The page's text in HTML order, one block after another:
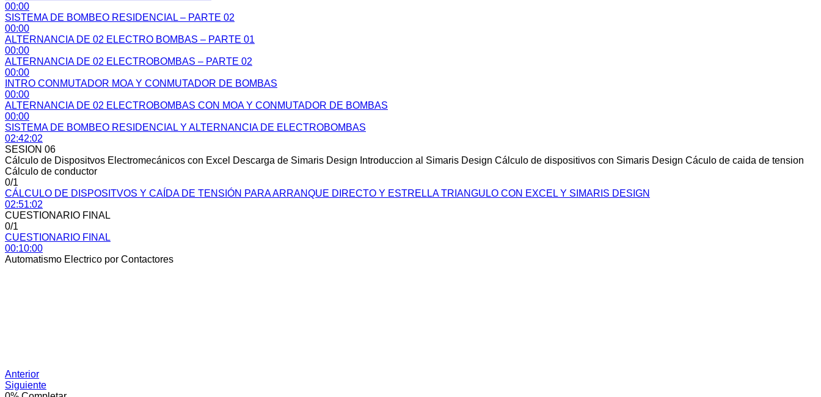
00:00
SISTEMA DE BOMBEO RESIDENCIAL – PARTE 02
00:00
ALTERNANCIA DE 02 ELECTRO BOMBAS – PARTE 01
00:00
ALTERNANCIA DE 02 ELECTROBOMBAS – PARTE 02
00:00
INTRO CONMUTADOR MOA Y CONMUTADOR DE BOMBAS
00:00
ALTERNANCIA DE 02 ELECTROBOMBAS CON MOA Y CONMUTADOR DE BOMBAS
00:00
SISTEMA DE BOMBEO RESIDENCIAL Y ALTERNANCIA DE ELECTROBOMBAS
02:42:02
SESION 06
Cálculo de Dispositvos Electromecánicos con Excel Descarga de Simaris Design Introduccion al Simaris Design Cálculo de dispositivos con Simaris Design Cáculo de caida de tension
Cálculo de conductor
0/1
CÁLCULO DE DISPOSITVOS Y CAÍDA DE TENSIÓN PARA ARRANQUE DIRECTO Y ESTRELLA TRIANGULO CON EXCEL Y SIMARIS DESIGN
02:51:02
CUESTIONARIO FINAL
0/1
CUESTIONARIO FINAL
00:10:00
Automatismo Electrico por Contactores
Anterior
Siguiente